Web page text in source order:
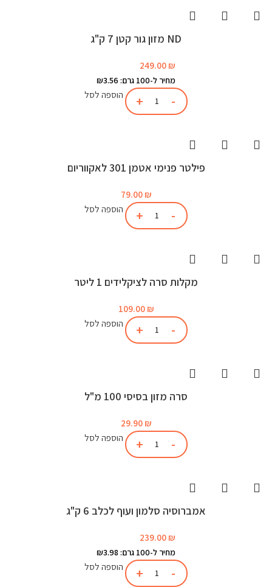
ND מזון גור קטן 7 ק"ג
249.00 ₪
מחיר ל-100 גרם: ₪3.56
הוספה לסל
פילטר פנימי אטמן 301 לאקווריום
79.00 ₪
הוספה לסל
מקלות סרה לציקלידים 1 ליטר
109.00 ₪
הוספה לסל
סרה מזון בסיסי 100 מ"ל
29.90 ₪
הוספה לסל
אמברוסיה סלמון ועוף לכלב 6 ק"ג
239.00 ₪
מחיר ל-100 גרם: ₪3.98
הוספה לסל